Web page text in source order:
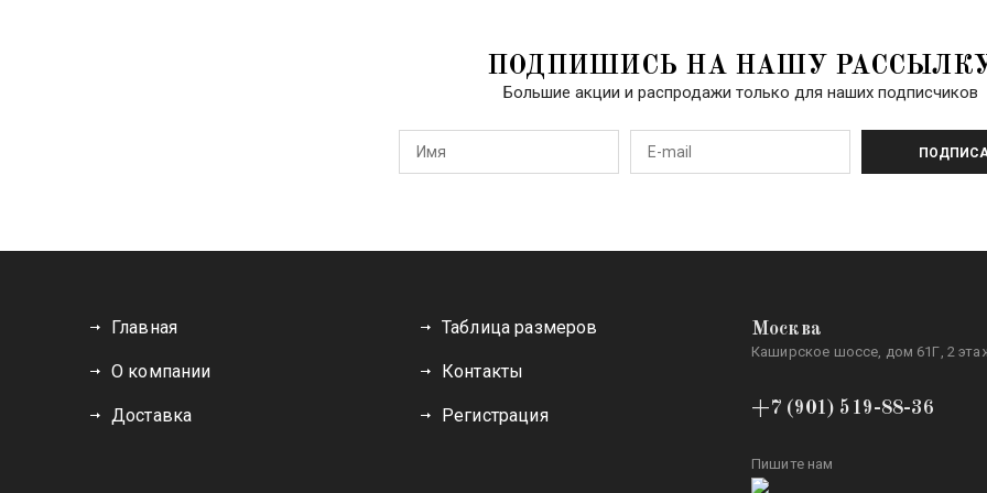
ПОДПИШИСЬ НА НАШУ
Большие акции и распродажи только для наших подписчиков
Главная
О компании
Доставка
Таблица размеров
Контакты
Регистрация
Москва
Каширское шоссе, дом 61Г, 2
+7 (901) 519-88-36
Пишите нам